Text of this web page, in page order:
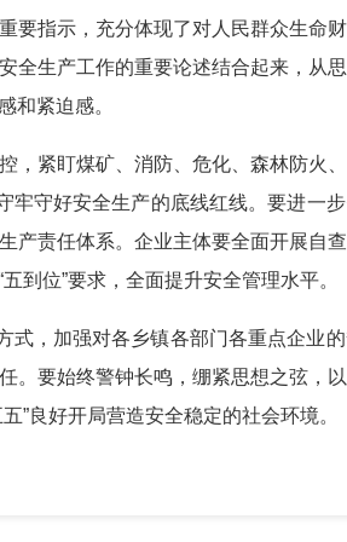
要指示，充分体现了对人民群众生命
全生产工作的重要论述结合起来，从
和紧迫感。
，紧盯煤矿、消防、危化、森林防火
牢守好安全生产的底线红线。要进一
产责任体系。企业主体要全面开展自
到位”要求，全面提升安全管理水平。
式，加强对各乡镇各部门各重点企业
。要始终警钟长鸣，绷紧思想之弦，
”良好开局营造安全稳定的社会环境。